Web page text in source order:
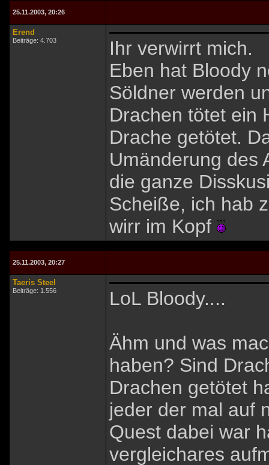
25.11.2003, 20:26
Erend
Beiträge: 4.703
Ihr verwirrt mich.
Eben hat Bloody
Söldner werden
Drachen tötet ein
Drache getötet.
Umänderung des
die ganze
Scheiße, ich hab
wirr im Kopf
25.11.2003, 20:27
Taeris Steel
Beiträge: 1.556 LoL Bloody....
Ähm und was
haben? Sind
Drachen getötet
jeder der mal auf
Quest dabei war
vergleichares